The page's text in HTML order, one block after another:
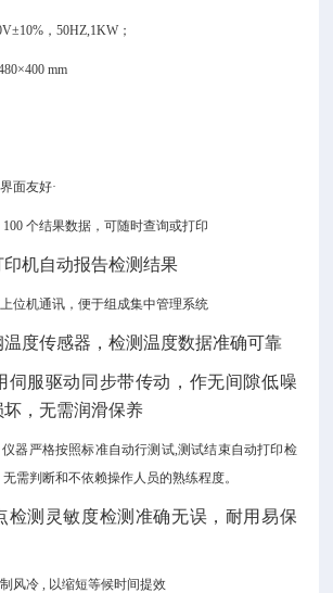
，50HZ,1KW；
mm
面友好·
100 个结果数据，可随时查询或打印
机自动报告检测结果
位机通讯，便于组成集中管理系统
度传感器，检测温度数据准确可靠
伺服驱动同步带传动，作无间隙低噪
，无需润滑保养
器严格按照标准自动行测试,测试结束自动打印检
需判断和不依赖操作人员的熟练程度。
检测灵敏度检测准确无误，耐用易保
风冷 , 以缩短等候时间提效